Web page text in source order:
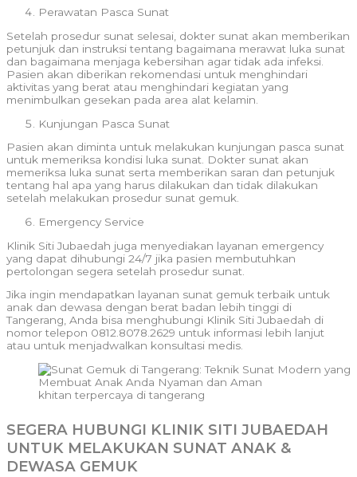
Perawatan Pasca Sunat
Setelah prosedur sunat selesai, dokter sunat akan memberikan
petunjuk dan instruksi tentang bagaimana merawat luka sunat
dan bagaimana menjaga kebersihan agar tidak ada infeksi.
Pasien akan diberikan rekomendasi untuk menghindari
aktivitas yang berat atau menghindari kegiatan yang
menimbulkan gesekan pada area alat kelamin.
Kunjungan Pasca Sunat
Pasien akan diminta untuk melakukan kunjungan pasca sunat
untuk memeriksa kondisi luka sunat. Dokter sunat akan
memeriksa luka sunat serta memberikan saran dan petunjuk
tentang hal apa yang harus dilakukan dan tidak dilakukan
setelah melakukan prosedur sunat gemuk.
Emergency Service
Klinik Siti Jubaedah juga menyediakan layanan emergency
yang dapat dihubungi 24/7 jika pasien membutuhkan
pertolongan segera setelah prosedur sunat.
Jika ingin mendapatkan layanan sunat gemuk terbaik untuk
anak dan dewasa dengan berat badan lebih tinggi di
Tangerang, Anda bisa menghubungi Klinik Siti Jubaedah di
nomor telepon 0812.8078.2629 untuk informasi lebih lanjut
atau untuk menjadwalkan konsultasi medis.
khitan terpercaya di tangerang
SEGERA HUBUNGI KLINIK SITI JUBAEDAH
UNTUK MELAKUKAN SUNAT ANAK &
DEWASA GEMUK